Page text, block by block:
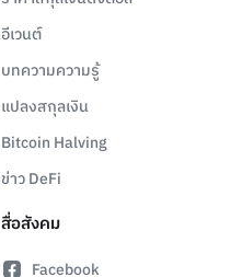
อีเวนต์
บทความความรู้
แปลงสกุลเงิน
Bitcoin Halving
ข่าว DeFi
สื่อสังคม
Facebook